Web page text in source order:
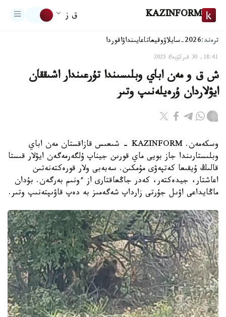
KAZINFORM ق ز
ترەند:2026-سايلاۋ وقيعاتاعايىنداۋاقوردا
18:41, 30 قىركۇيەك 2025
ش ق و مەن اباي وبلىسىندا تۇرعىندار اشىققان
ايۋلاردان ۇرەيلەنىپ وتىر
وسكەمەن. KAZINFORM - شىعىس قازاقستان مەن اباي
وبلىستارىندا جاز بويى ماي قورىن جيناپ ۇلگەرمەگەن ايۋلار قىستا
قالىڭ ۇيقىعا كەتپەۋى مۇمكىن. سەبەبى ولار قورەكتەنەتىن
اعاشتار، جيدەكتەر، كەدر جاڭعاقتارى از ءونىم بەرگەن. بۇدان
ماڭايداعى اۋىل جۇرتى زارداپ شەگەمىز بە دەپ قاۋىپتەنىپ وتىر.